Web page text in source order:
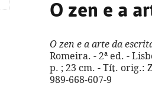
O zen e a
O zen e a arte da
Romeira. - 2ª ed. -
p. ; 23 cm. - Tít. orig.:
989-668-607-9